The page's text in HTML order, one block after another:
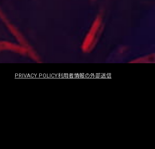
PRIVACY POLICY利用者情報の外部送信